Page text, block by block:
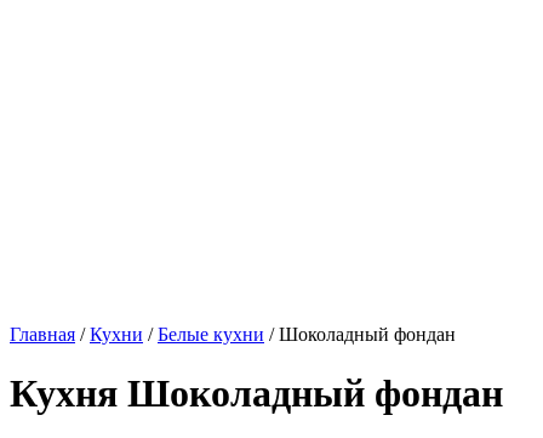
Главная /Кухни /Белые кухни / Шоколадный фондан
Кухня Шоколадный фондан